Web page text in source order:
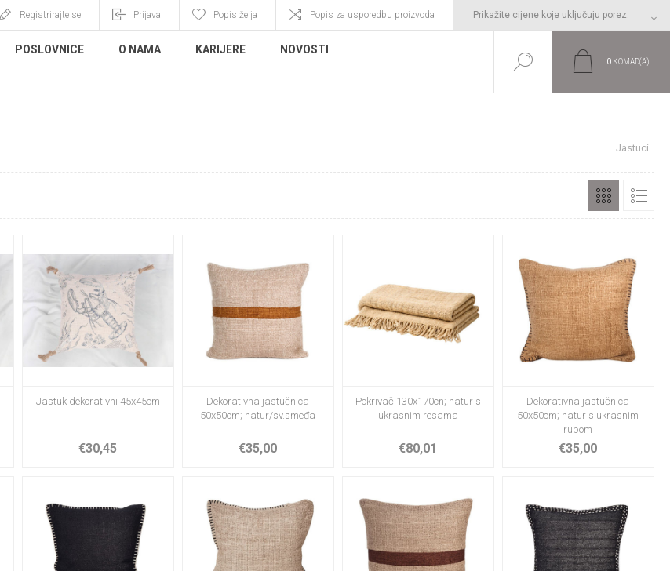
Registrirajte se Prijava Popis želja Popis za usporedbu proizvoda
POSLOVNICE O NAMA KARIJERE
NOVOSTI
0 KOMAD(A)
Jastuci
Jastuk dekorativni 45x45cm
€30,45
Dekorativna jastučnica
50x50cm; natur/sv.smeđa
€35,00
Pokrivač 130x170cn; natur s
ukrasnim resama
€80,01
Dekorativna jastučnica
50x50cm; natur s ukrasnim
rubom
€35,00